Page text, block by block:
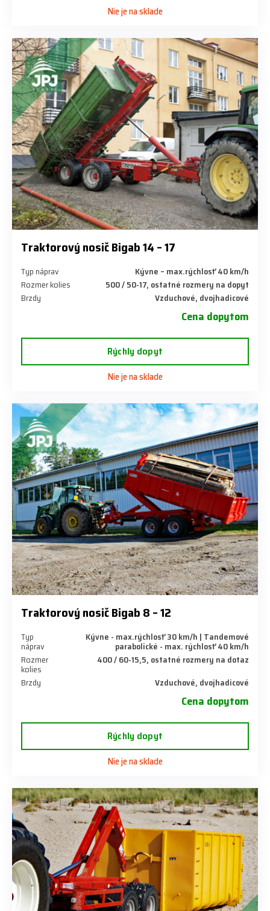
Nie je na sklade
Traktorový nosič Bigab 14 – 17
Typ náprav
Kývne – max.rýchlosť 40 km/h
Rozmer kolies
500 / 50-17, ostatné rozmery na dopyt
Brzdy
Vzduchové, dvojhadicové
Cena dopytom
Rýchly dopyt
Nie je na sklade
Traktorový nosič Bigab 8 – 12
Typ
náprav
Kývne - max.rýchlosť 30 km/h | Tandemové
parabolické - max. rýchlosť 40 km/h
Rozmer
kolies
400 / 60-15,5, ostatné rozmery na dotaz
Brzdy
Vzduchové, dvojhadicové
Cena dopytom
Rýchly dopyt
Nie je na sklade